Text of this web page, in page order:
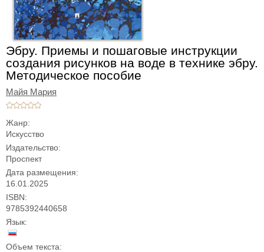
Эбру. Приемы и пошаговые инструкции
создания рисунков на воде в технике эбру.
Методическое пособие
Майя Мария
Жанр:
Искусство
Издательство:
Проспект
Дата размещения:
16.01.2025
ISBN:
9785392440658
Язык:
Объем текста: